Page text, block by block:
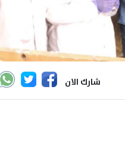
شارك الان